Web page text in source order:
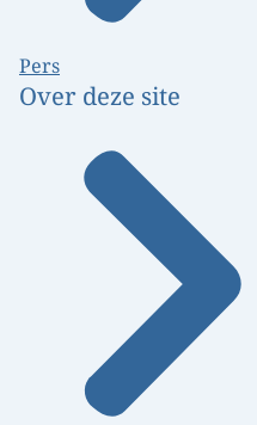
Pers
Over deze site